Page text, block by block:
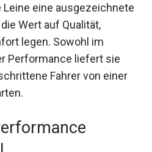
eine ausgezeichnete
Wert auf Qualität,
legen. Sowohl im
Performance liefert sie
Fahrer von einer